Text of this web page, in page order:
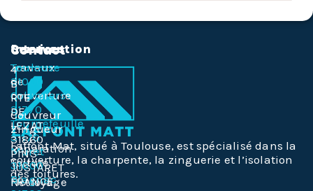
Laffont Mat, situé à Toulouse, est spécialisé dans la
couverture, la charpente, la zinguerie et l’isolation
des toitures.
Services
Travaux
de
couverture
Couvreur
Zingueur
Réparation
Toiture
Nettoyage
Intervention
Toulouse
31000
Colomiers
31770
Tournefeuille
31170
Muret
31600
Blagnac
Contact
4
B
RTE
DE
LEZAT
31860
PINS-
JUSTARET
FRANCE